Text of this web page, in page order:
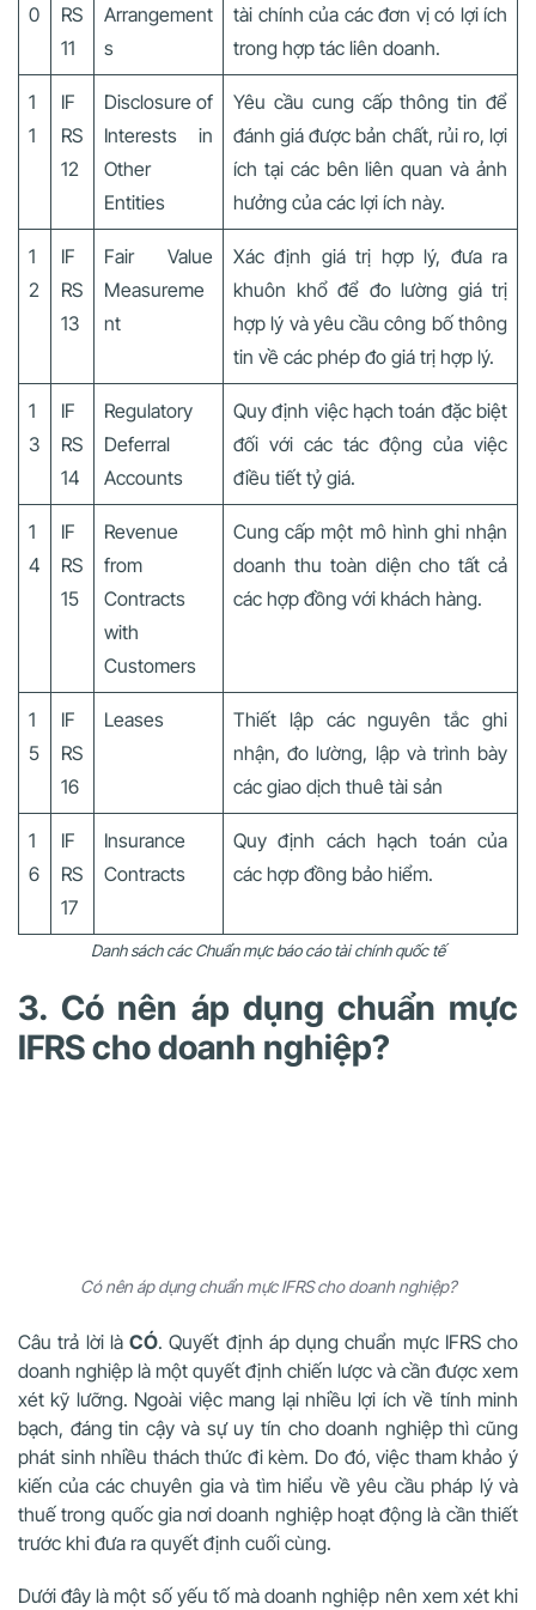
0
RS
11
Arrangement
s
tài chính của các đơn vị có lợi ích
trong hợp tác liên doanh.
1
1
IF
RS
12
Disclosure of
Interests in
Other
Entities
Yêu cầu cung cấp thông tin để
đánh giá được bản chất, rủi ro, lợi
ích tại các bên liên quan và ảnh
hưởng của các lợi ích này.
1
2
IF
RS
13
Fair Value
Measureme
nt
Xác định giá trị hợp lý, đưa ra
khuôn khổ để đo lường giá trị
hợp lý và yêu cầu công bố thông
tin về các phép đo giá trị hợp lý.
1
3
IF
RS
14
Regulatory
Deferral
Accounts
Quy định việc hạch toán đặc biệt
đối với các tác động của việc
điều tiết tỷ giá.
1
4
IF
RS
15
Revenue
from
Contracts
with
Customers
Cung cấp một mô hình ghi nhận
doanh thu toàn diện cho tất cả
các hợp đồng với khách hàng.
1
5
IF
RS
16
Leases
Thiết lập các nguyên tắc ghi
nhận, đo lường, lập và trình bày
các giao dịch thuê tài sản
1
6
IF
RS
17
Insurance
Contracts
Quy định cách hạch toán của
các hợp đồng bảo hiểm.
Danh sách các Chuẩn mực báo cáo tài chính quốc tế
3. Có nên áp dụng chuẩn mực
IFRS cho doanh nghiệp?
Có nên áp dụng chuẩn mực IFRS cho doanh nghiệp?
Câu trả lời là CÓ. Quyết định áp dụng chuẩn mực IFRS cho
doanh nghiệp là một quyết định chiến lược và cần được xem
xét kỹ lưỡng. Ngoài việc mang lại nhiều lợi ích về tính minh
bạch, đáng tin cậy và sự uy tín cho doanh nghiệp thì cũng
phát sinh nhiều thách thức đi kèm. Do đó, việc tham khảo ý
kiến của các chuyên gia và tìm hiểu về yêu cầu pháp lý và
thuế trong quốc gia nơi doanh nghiệp hoạt động là cần thiết
trước khi đưa ra quyết định cuối cùng.
Dưới đây là một số yếu tố mà doanh nghiệp nên xem xét khi